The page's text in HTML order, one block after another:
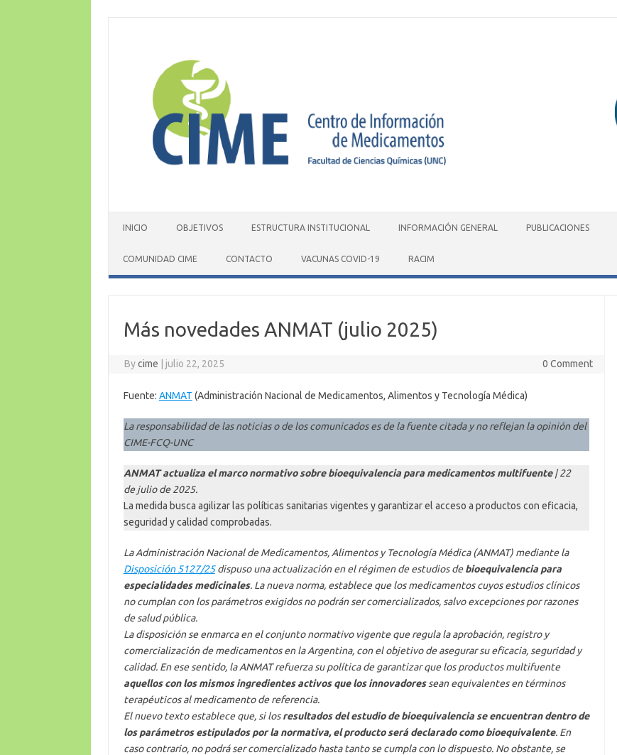
INICIO OBJETIVOS ESTRUCTURA INSTITUCIONAL INFORMACIÓN GENERAL PUBLICACIONES
COMUNIDAD CIME CONTACTO VACUNAS COVID-19 RACIM
Más novedades ANMAT (julio 2025)
Bycime julio 22, 2025 0 Comment
Fuente: ANMAT (Administración Nacional de Medicamentos, Alimentos y Tecnología Médica)
La responsabilidad de las noticias o de los comunicados es de la fuente citada y no reflejan la opinión del
CIME-FCQ-UNC
ANMAT actualiza el marco normativo sobre bioequivalencia para medicamentos multifuente| 22
de julio de 2025.
La medida busca agilizar las políticas sanitarias vigentes y garantizar el acceso a productos con eficacia,
seguridad y calidad comprobadas.
La Administración Nacional de Medicamentos, Alimentos y Tecnología Médica (ANMAT) mediante la
Disposición 5127/25dispuso una actualización en el régimen de estudios debioequivalencia para
especialidades medicinales. La nueva norma, establece que los medicamentos cuyos estudios clínicos
no cumplan con los parámetros exigidos no podrán ser comercializados, salvo excepciones por razones
de salud pública.
La disposición se enmarca en el conjunto normativo vigente que regula la aprobación, registro y
comercialización de medicamentos en la Argentina, con el objetivo de asegurar su eficacia, seguridad y
calidad. En ese sentido, la ANMAT refuerza su política de garantizar que los productos multifuente
aquellos con los mismos ingredientes activos que los innovadoressean equivalentes en términos
terapéuticos al medicamento de referencia.
El nuevo texto establece que, si losresultados del estudio de bioequivalencia se encuentran dentro de
los parámetros estipulados por la normativa, el producto será declarado como bioequivalente. En
caso contrario, no podrá ser comercializado hasta tanto se cumpla con lo dispuesto. No obstante, se